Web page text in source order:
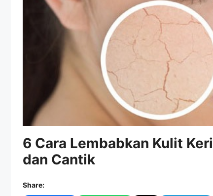
6 Cara Lembabkan Kulit
dan Cantik
Share: